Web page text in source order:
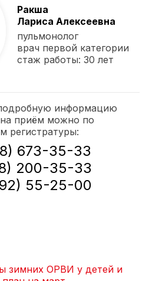
Ракша
Лариса Алексеевна
пульмонолог
врач первой категории
стаж работы: 30 лет
информацию
на приём можно по
регистратуры:
673-35-33
200-35-33
55-25-00